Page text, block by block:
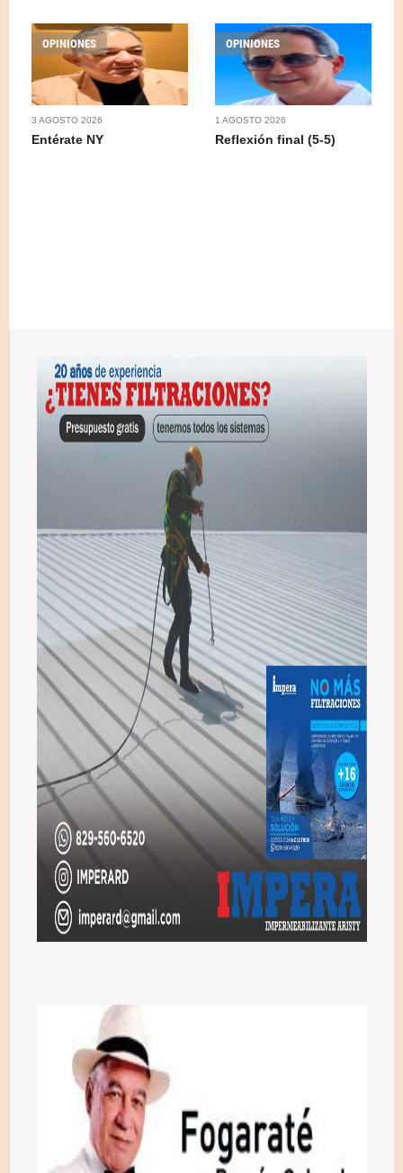
OPINIONES
3 AGOSTO 2026
Entérate NY
OPINIONES
1 AGOSTO 2026
Reflexión final (5-5)